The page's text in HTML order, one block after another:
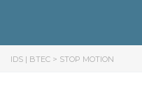
IDS | BTEC > STOP MOTION